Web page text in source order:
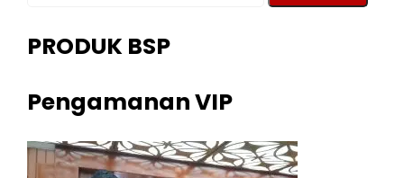
PRODUK BSP
Pengamanan VIP